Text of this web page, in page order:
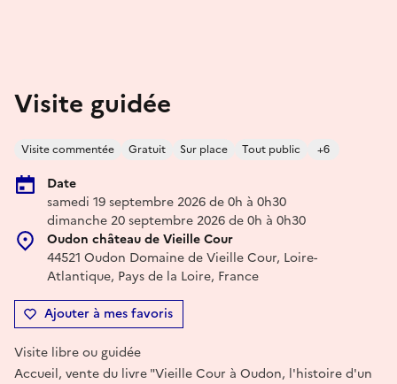
Visite guidée
Visite commentée Gratuit Sur place Tout public +6
Date
samedi 19 septembre 2026 de 0h à 0h30
dimanche 20 septembre 2026 de 0h à 0h30
Oudon château de Vieille Cour
44521 Oudon Domaine de Vieille Cour, Loire-
Atlantique, Pays de la Loire, France
Ajouter à mes favoris
Visite libre ou guidée
Accueil, vente du livre "Vieille Cour à Oudon, l'histoire d'un